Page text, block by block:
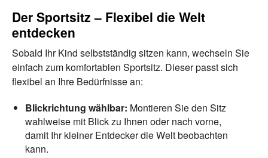
Der Sportsitz – Flexibel die Welt
entdecken
Sobald Ihr Kind selbstständig sitzen kann, wechseln Sie
einfach zum komfortablen Sportsitz. Dieser passt sich
flexibel an Ihre Bedürfnisse an:
Blickrichtung wählbar: Montieren Sie den Sitz
wahlweise mit Blick zu Ihnen oder nach vorne,
damit Ihr kleiner Entdecker die Welt beobachten
kann.